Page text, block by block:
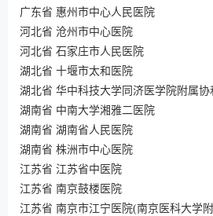
广东省 惠州市中心人民医院
河北省 沧州市中心医院
河北省 石家庄市人民医院
湖北省 十堰市太和医院
湖北省 华中科技大学同济医学院附属协
湖南省 中南大学湘雅二医院
湖南省 湖南省人民医院
湖南省 株洲市中心医院
江苏省 江苏省中医院
江苏省 南京鼓楼医院
江苏省 南京市江宁医院(南京医科大学